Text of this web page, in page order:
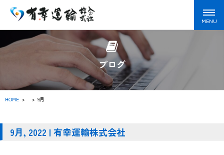
ブログ
HOME > 9月
9月, 2022 | 有幸運輸株式会社